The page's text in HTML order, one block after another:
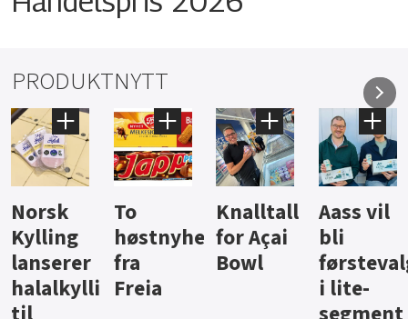
PRODUKTNYTT
Knalltall
for Açai
Bowl
Aass vil
bli
førstevalg
i lite-
Brus og
jus fra
Berentsen
Hard
iste fra
Hansa